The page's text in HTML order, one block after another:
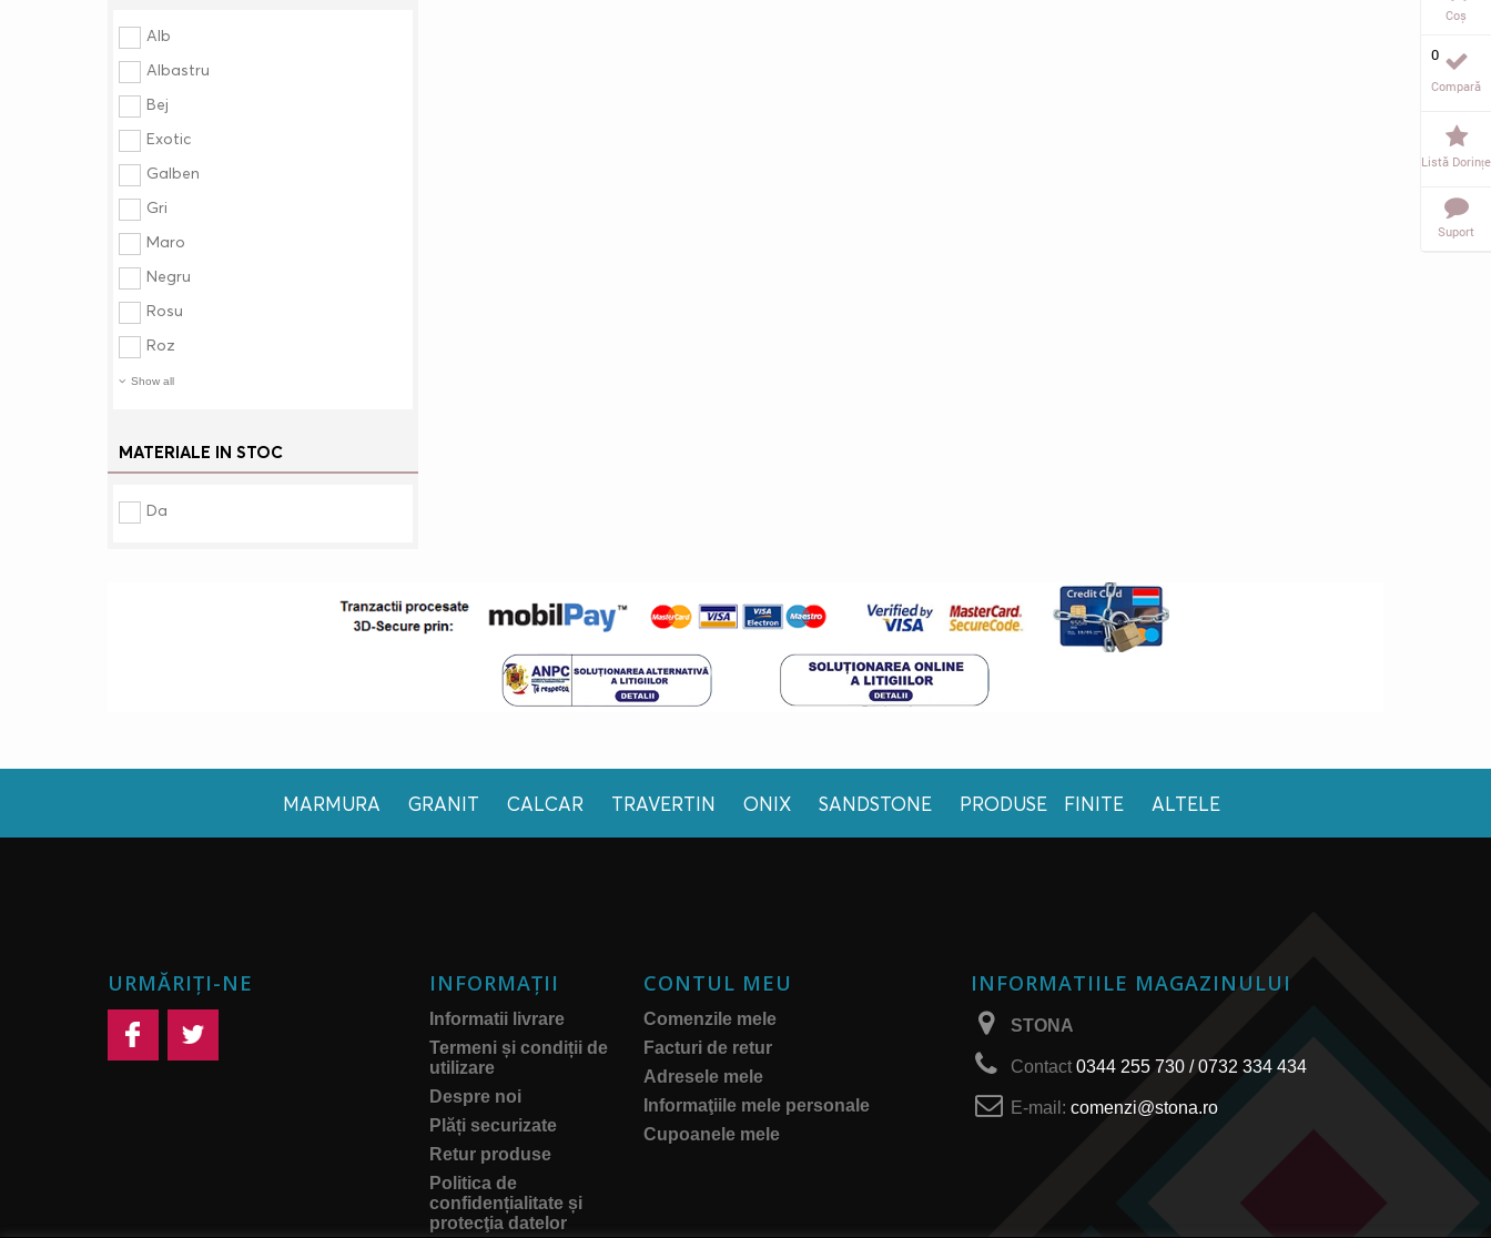
Alb
Albastru
Bej
Exotic
Galben
Gri
Maro
Negru
Rosu
Roz
Show all
MATERIALE IN STOC
Da
MARMURA GRANIT CALCAR TRAVERTIN ONIX SANDSTONE PRODUSE FINITE ALTELE
URMĂRIȚI-NE INFORMAŢII
Informatii livrare
Termeni și condiții de
utilizare
Despre noi
Plăți securizate
Retur produse
Politica de
confidențialitate și
protecţia datelor
CONTUL MEU
Comenzile mele
Facturi de retur
Adresele mele
Informaţiile mele personale
Cupoanele mele
Coș
Compară
0
Listă Dorințe
Suport
INFORMATIILE MAGAZINULUI
STONA
Contact0344 255 730 / 0732 334 434
E-mail:comenzi@stona.ro